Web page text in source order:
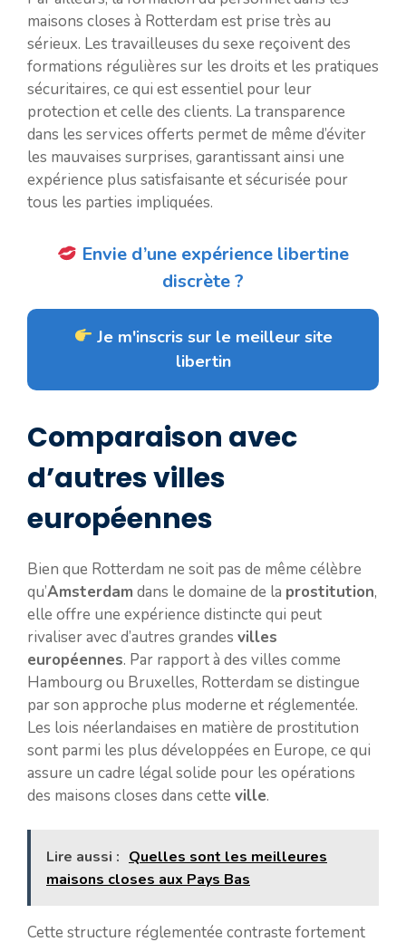
maisons closes à Rotterdam est prise très au
sérieux. Les travailleuses du sexe reçoivent des
formations régulières sur les droits et les pratiques
sécuritaires, ce qui est essentiel pour leur
protection et celle des clients. La transparence
dans les services offerts permet de même d’éviter
les mauvaises surprises, garantissant ainsi une
expérience plus satisfaisante et sécurisée pour
tous les parties impliquées.
Envie d’une expérience libertine
discrète ?
Je m'inscris sur le meilleur site
libertin
Comparaison avec
d’autres villes
européennes
Bien que Rotterdam ne soit pas de même célèbre
qu’Amsterdam dans le domaine de la prostitution,
elle offre une expérience distincte qui peut
rivaliser avec d’autres grandes villes
européennes. Par rapport à des villes comme
Hambourg ou Bruxelles, Rotterdam se distingue
par son approche plus moderne et réglementée.
Les lois néerlandaises en matière de prostitution
sont parmi les plus développées en Europe, ce qui
assure un cadre légal solide pour les opérations
des maisons closes dans cette ville.
Lire aussi : Quelles sont les meilleures
maisons closes aux Pays Bas
Cette structure réglementée contraste fortement